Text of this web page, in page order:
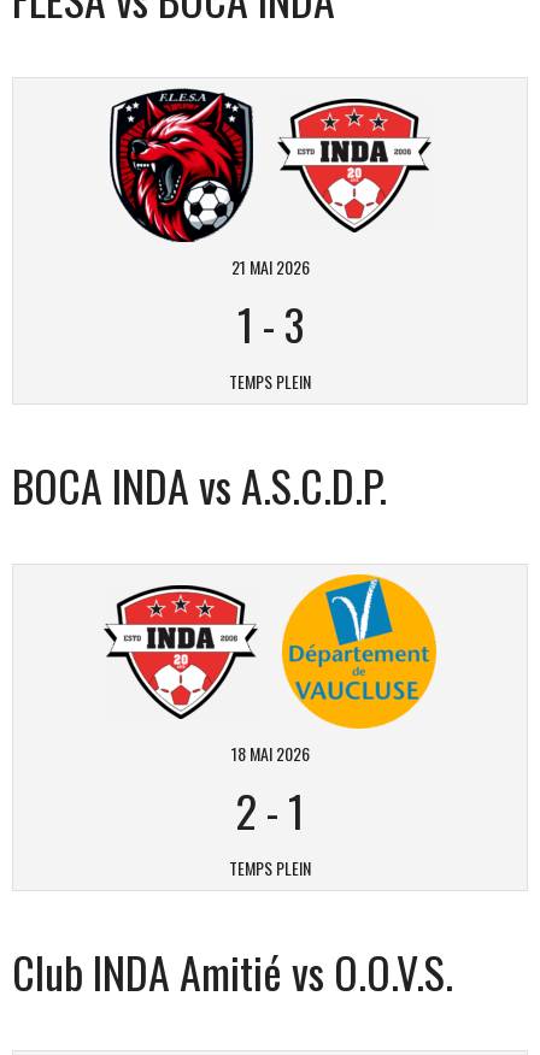
21 MAI 2026
1 -3
TEMPS PLEIN
BOCA INDA vs A.S.C.D.P.
18 MAI 2026
2-1
TEMPS PLEIN
Club INDA Amitié vs O.O.V.S.